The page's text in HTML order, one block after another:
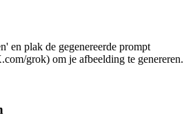
en plak de gegenereerde prompt
grok) om je afbeelding te genereren.